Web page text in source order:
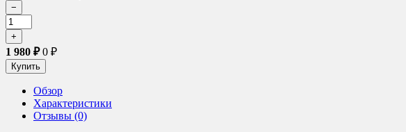
1 980 ₽0 ₽
Обзор
Характеристики
Отзывы (0)